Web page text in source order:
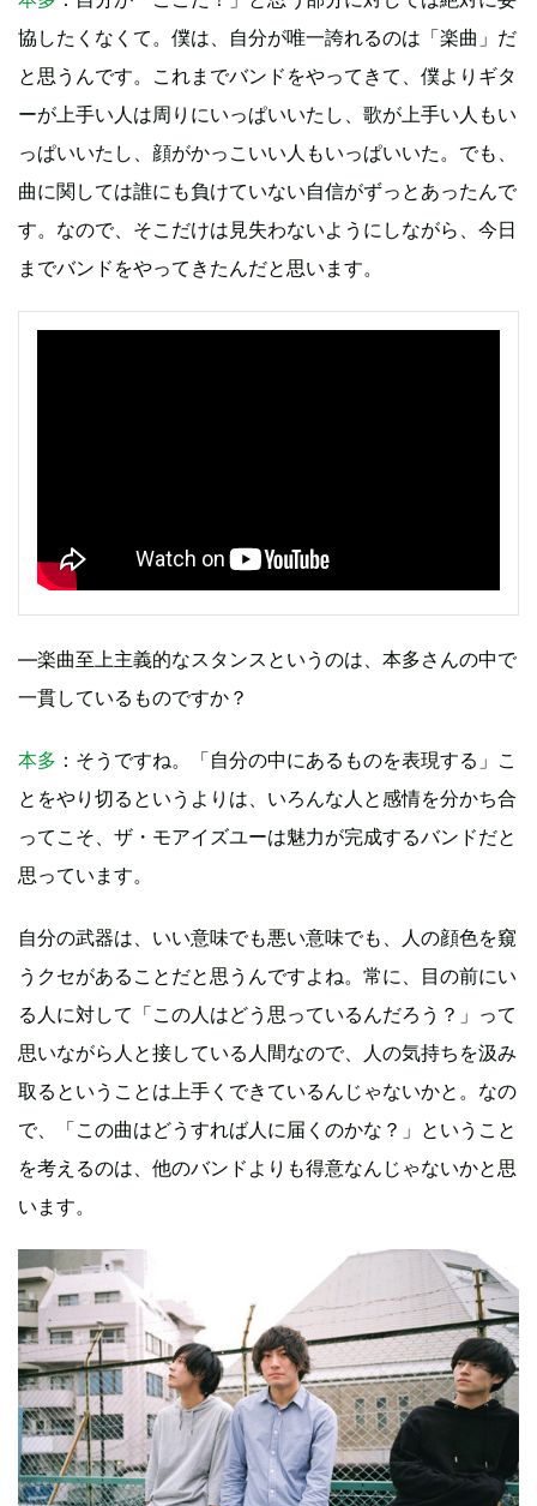
協したくなくて。僕は、自分が唯一誇れるのは「楽曲」だ
と思うんです。これまでバンドをやってきて、僕よりギタ
ーが上手い人は周りにいっぱいいたし、歌が上手い人もい
っぱいいたし、顔がかっこいい人もいっぱいいた。でも、
曲に関しては誰にも負けていない自信がずっとあったんで
す。なので、そこだけは見失わないようにしながら、今日
までバンドをやってきたんだと思います。
—楽曲至上主義的なスタンスというのは、本多さんの中で
一貫しているものですか？
本多 ：そうですね。「自分の中にあるものを表現する」こ
とをやり切るというよりは、いろんな人と感情を分かち合
ってこそ、ザ・モアイズユーは魅力が完成するバンドだと
思っています。
自分の武器は、いい意味でも悪い意味でも、人の顔色を窺
うクセがあることだと思うんですよね。常に、目の前にい
る人に対して「この人はどう思っているんだろう？」って
思いながら人と接している人間なので、人の気持ちを汲み
取るということは上手くできているんじゃないかと。なの
で、「この曲はどうすれば人に届くのかな？」ということ
を考えるのは、他のバンドよりも得意なんじゃないかと思
います。